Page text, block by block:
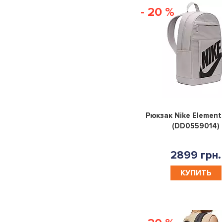
- 20 %
Рюкзак Nike
(DD0559014)
2899 грн.
КУПИТЬ